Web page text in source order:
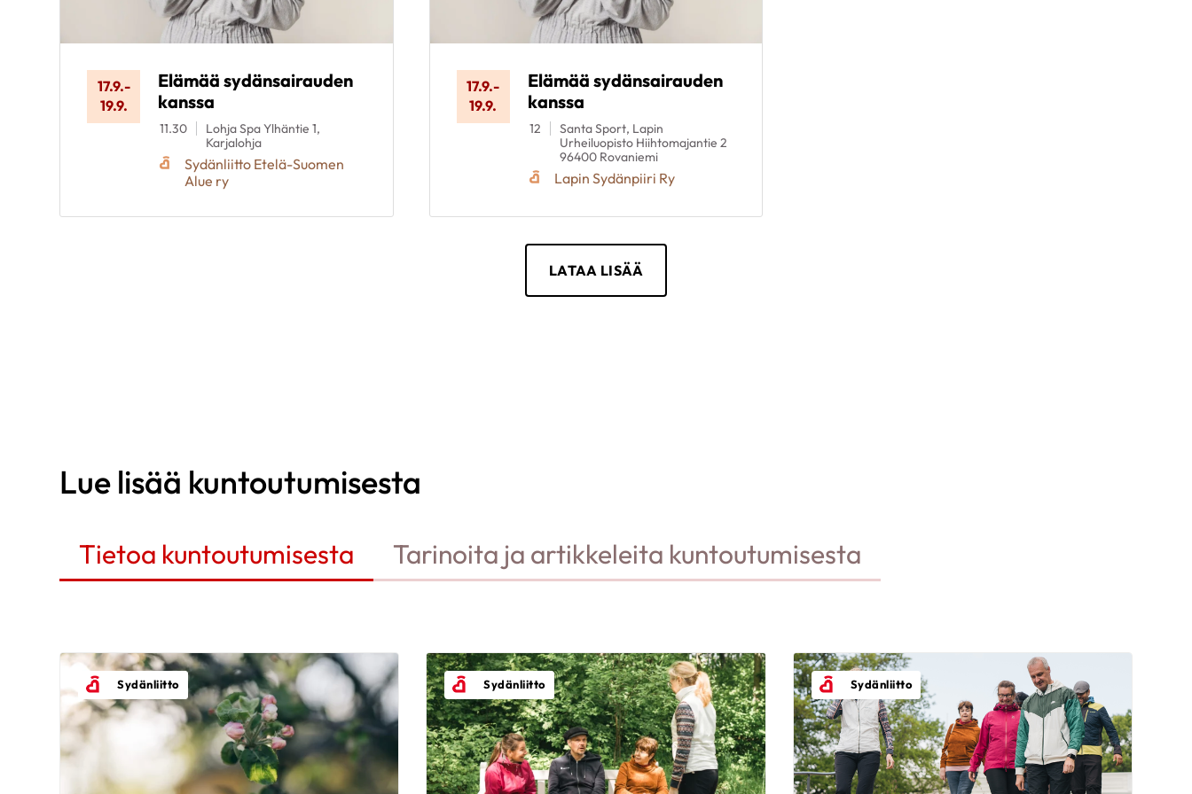
17.9.-
19.9.
Elämää sydänsairauden
kanssa
11.30
Lohja Spa Ylhäntie 1,
Karjalohja
Sydänliitto Etelä-Suomen
Alue ry
17.9.-
19.9.
Elämää sydänsairauden
kanssa
12
Santa Sport, Lapin
Urheiluopisto Hiihtomajantie 2
96400 Rovaniemi
Lapin Sydänpiiri Ry
LATAA LISÄÄ
Lue lisää kuntoutumisesta
Tietoa kuntoutumisesta Tarinoita ja artikkeleita kuntoutumisesta
Sydänliitto Sydänliitto Sydänliitto